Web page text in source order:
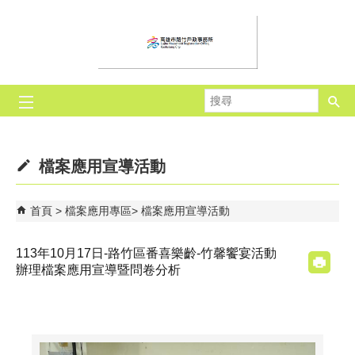
尋
檔案應用宣導活動
首頁 檔案應用專區 檔案應用宣導活動
113年10月17日-路竹區番喜樂齡-竹馨饗宴活動
辦理檔案應用宣導暨問卷分析